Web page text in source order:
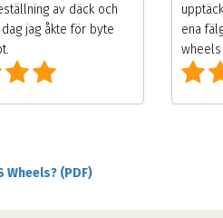
av däck och
jag åkte för byte
ena
Wheels? (PDF)